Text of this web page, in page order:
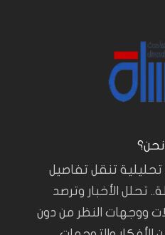
تحليلية تنقل تفاصيل
تحلل الأخبار وترصد
ووجهات النظر من دون